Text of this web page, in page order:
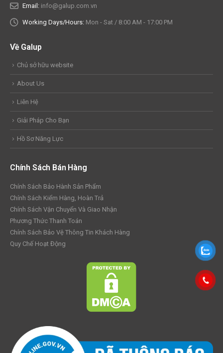
Email: info@galup.com.vn
Working Days/Hours: Mon - Sat / 8:00 AM - 17:00 PM
Về Galup
Chủ sở hữu website
About Us
Liên Hệ
Giải Pháp Cho Bạn
Hồ Sơ Năng Lực
Chính Sách Bán Hàng
Chính Sách Bảo Hành Sản Phẩm
Chính Sách Kiểm Hàng, Hoàn Trả
Chính Sách Vận Chuyển Và Giao Nhận
Phương Thức Thanh Toán
Chính Sách Bảo Vệ Thông Tin Khách Hàng
Quy Chế Hoạt Động